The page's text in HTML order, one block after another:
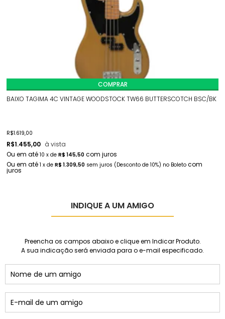
BAIXO TAGIMA 4C VINTAGE WOODSTOCK TW66 BUTTERSCOTCH BSC/BK
R$1.619,00
R$1.455,00 à vista
10 x de R$ 145,50
1 x de R$ 1.309,50 sem juros (Desconto de 10%) no Boleto
COMPRAR
INDIQUE A UM AMIGO
Preencha os campos abaixo e clique em Indicar Produto.
A sua indicação será enviada para o e-mail especificado.